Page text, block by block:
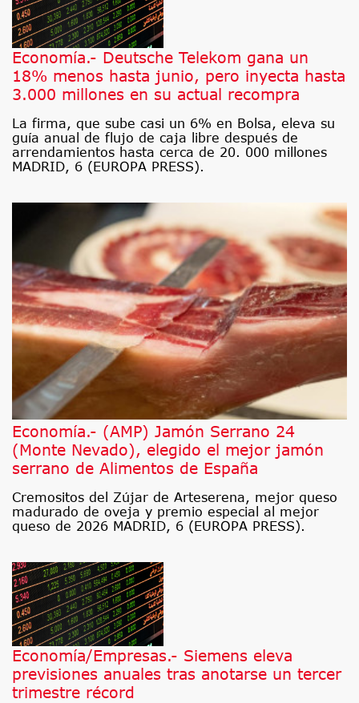
Economía.- Deutsche Telekom gana un
18% menos hasta junio, pero inyecta hasta
3.000 millones en su actual recompra
La firma, que sube casi un 6% en Bolsa, eleva su
guía anual de flujo de caja libre después de
arrendamientos hasta cerca de 20. 000 millones
MADRID, 6 (EUROPA PRESS).
Economía.- (AMP) Jamón Serrano 24
(Monte Nevado), elegido el mejor jamón
serrano de Alimentos de España
Cremositos del Zújar de Arteserena, mejor queso
madurado de oveja y premio especial al mejor
queso de 2026 MADRID, 6 (EUROPA PRESS).
Economía/Empresas.- Siemens eleva
previsiones anuales tras anotarse un tercer
trimestre récord